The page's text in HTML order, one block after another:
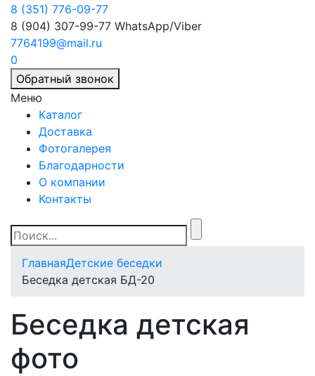
8 (351) 776-09-77
8 (904) 307-99-77 WhatsApp/Viber
7764199@mail.ru
0
Обратный звонок
Меню
Каталог
Доставка
Фотогалерея
Благодарности
О компании
Контакты
ГлавнаяДетские беседки
Беседка детская БД-20
Беседка детская
фото